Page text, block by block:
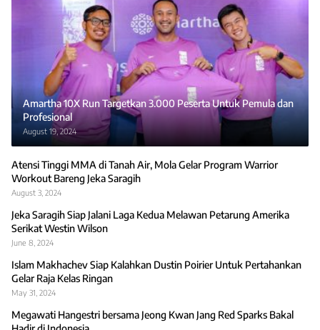
Amartha 10X Run Targetkan 3.000 Peserta Untuk Pemula dan
Profesional
August 19, 2024
Atensi Tinggi MMA di Tanah Air, Mola Gelar Program Warrior
Workout Bareng Jeka Saragih
August 3, 2024
Jeka Saragih Siap Jalani Laga Kedua Melawan Petarung Amerika
Serikat Westin Wilson
June 8, 2024
Islam Makhachev Siap Kalahkan Dustin Poirier Untuk Pertahankan
Gelar Raja Kelas Ringan
May 31, 2024
Megawati Hangestri bersama Jeong Kwan Jang Red Sparks Bakal